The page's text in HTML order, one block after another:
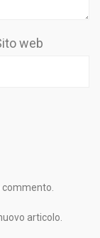
web
commento.
articolo.